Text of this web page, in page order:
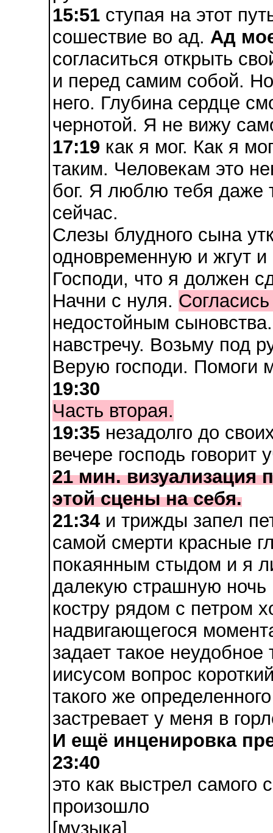
15:51 ступая на этот
сошествие во ад. Ад
согласиться открыть
и перед самим собой.
него. Глубина сердце
чернотой. Я не вижу
17:19 как я мог. Как я
таким. Человекам это
бог. Я люблю тебя даже
сейчас.
Слезы блудного сына
одновременную и жгут
Господи, что я должен
Начни с нуля.
недостойным
навстречу. Возьму под
Верую господи. Помоги
19:30
Часть вторая.
19:35 незадолго до
вечере господь говорит
21 мин. визуализация
этой сцены на себя.
21:34 и трижды запел
самой смерти красные
покаянным стыдом и я
далекую страшную
костру рядом с петром
надвигающегося
задает такое
иисусом вопрос
такого же
застревает у меня в
И ещё инценировка
23:40
это как выстрел самого
произошло
[музыка]